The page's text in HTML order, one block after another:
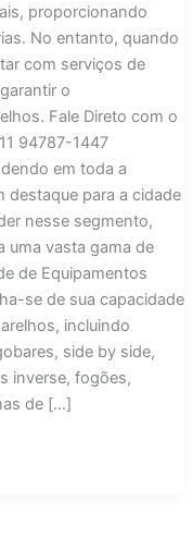
proporcionando
No entanto, quando
com serviços de
o
Fale Direto com o
94787-1447
em toda a
destaque para a cidade
nesse segmento,
uma vasta gama de
de Equipamentos
se de sua capacidade
incluindo
side by side,
inverse, fogões,
de […]